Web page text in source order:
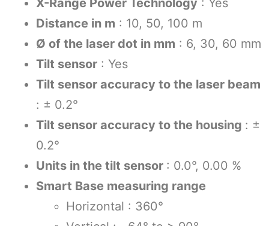
X-Range Power Technology : Yes
Distance in m : 10, 50, 100 m
Ø of the laser dot in mm : 6, 30, 60 mm
Tilt sensor : Yes
Tilt sensor accuracy to the laser beam
: ± 0.2°
Tilt sensor accuracy to the housing : ±
0.2°
Units in the tilt sensor : 0.0°, 0.00 %
Smart Base measuring range
Horizontal : 360°